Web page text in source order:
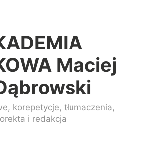
Maciej
korepetycje, tłumaczenia,
i redakcja